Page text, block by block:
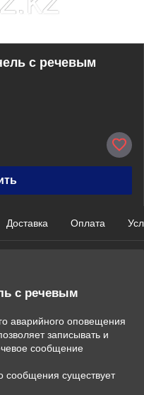
с речевым
Доставка Оплата
с речевым
аварийного оповещения
записывать и
сообщение
сообщения существует